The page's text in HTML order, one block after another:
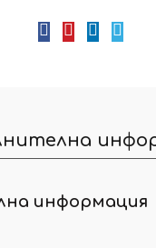
информация